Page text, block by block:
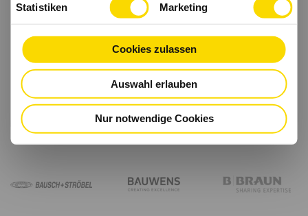
Statistiken Marketing
Cookies zulassen
Auswahl erlauben
Nur notwendige Cookies